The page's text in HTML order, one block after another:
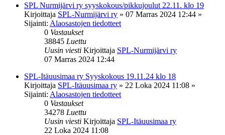
SPL Nurmijärvi ry syyskokous/pikkujoulut 22.11. klo 19
Kirjoittaja SPL-Nurmijärvi ry » 07 Marras 2024 12:44 »
Sijainti: Alaosastojen tiedotteet
0 Vastaukset
38845 Luettu
Uusin viesti Kirjoittaja SPL-Nurmijärvi ry
07 Marras 2024 12:44
SPL-Itäuusimaa ry Syyskokous 19.11.24 klo 18
Kirjoittaja SPL-Itäuusimaa ry » 22 Loka 2024 11:08 »
Sijainti: Alaosastojen tiedotteet
0 Vastaukset
34278 Luettu
Uusin viesti Kirjoittaja SPL-Itäuusimaa ry
22 Loka 2024 11:08